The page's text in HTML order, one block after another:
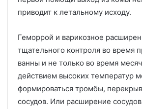
приводит к летальному исходу.
Геморрой и варикозное
тщательного контроля во время
ванны и не только во время
действием высоких температур
формироваться тромбы,
сосудов. Или расширение